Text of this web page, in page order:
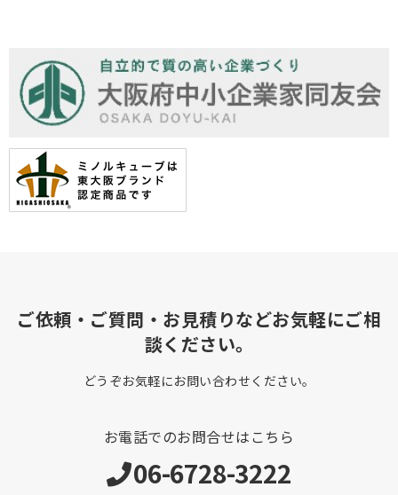
ご依頼・ご質問・お見積りなどお気軽にご相
談ください。
どうぞお気軽にお問い合わせください。
お電話でのお問合せはこちら
06-6728-3222